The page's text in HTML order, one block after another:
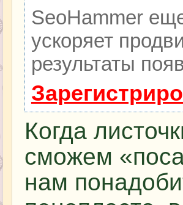
SeoHammer
ускоряет
результаты
Когда
сможем
нам